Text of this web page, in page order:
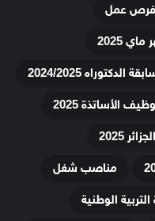
فرص عمل
2025
الدكتوراه 2024/2025
الأساتذة 2025
2025
مناصب شغل
التربية الوطنية